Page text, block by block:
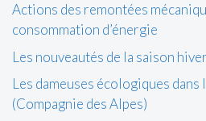
Actions des remontées
consommation d’énergie
Les nouveautés de la saison
Les dameuses écologiques
(Compagnie des Alpes)